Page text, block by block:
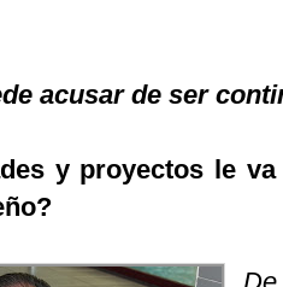
acusar de ser
y proyectos le